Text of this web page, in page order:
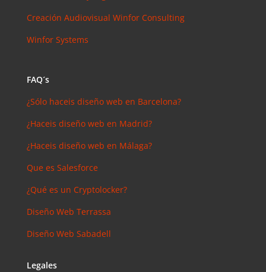
Creación Audiovisual Winfor Consulting
Winfor Systems
FAQ´s
¿Sólo haceis diseño web en Barcelona?
¿Haceis diseño web en Madrid?
¿Haceis diseño web en Málaga?
Que es Salesforce
¿Qué es un Cryptolocker?
Diseño Web Terrassa
Diseño Web Sabadell
Legales